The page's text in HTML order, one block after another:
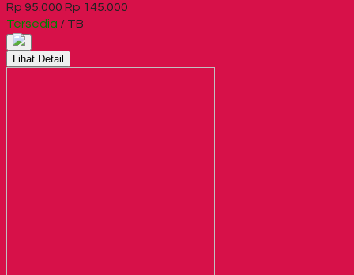
Rp 95.000 Rp 145.000
Tersedia / TB
Lihat Detail